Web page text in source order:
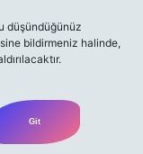
düşündüğünüz
bildirmeniz halinde,